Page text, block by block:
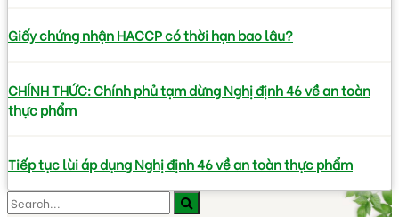
Giấy chứng nhận HACCP có thời hạn bao lâu?
CHÍNH THỨC: Chính phủ tạm dừng Nghị định 46 về an toàn
thực phẩm
Tiếp tục lùi áp dụng Nghị định 46 về an toàn thực phẩm